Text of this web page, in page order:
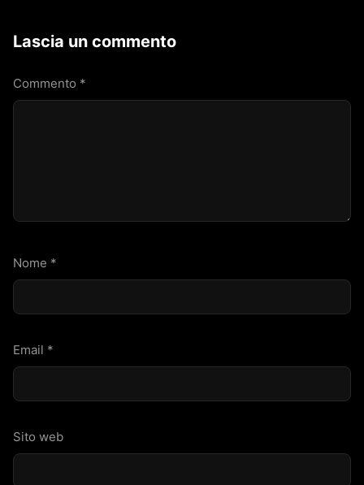
Lascia un commento
Commento *
Nome *
Email *
Sito web